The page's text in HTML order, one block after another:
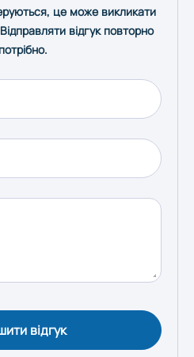
це може викликати
відгук повторно
відгук